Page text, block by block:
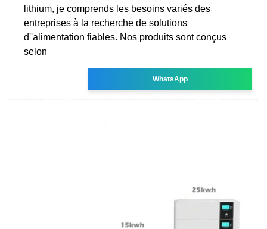
lithium, je comprends les besoins variés des
entreprises à la recherche de solutions
d''alimentation fiables. Nos produits sont conçus
selon
WhatsApp